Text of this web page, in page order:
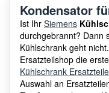
Kondensator
Ist Ihr Siemens
durchgebrannt? Dann
Kühlschrank geht
Ersatzteilshop die
Kühlschrank Ersatzteile
Auswahl an